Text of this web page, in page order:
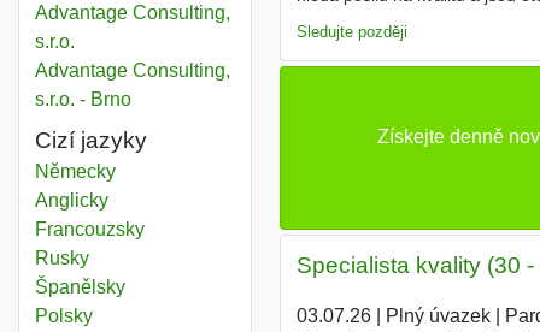
Advantage Consulting,
s.r.o.
Advantage Consulting,
s.r.o. - Brno
Cizí jazyky
Německy
Anglicky
Francouzsky
Rusky
Španělsky
Polsky
Sledujte později
Získejte denně
Specialista kvality (30
03.07.26| Plný úvazek|